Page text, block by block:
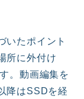
いたポイント
所に外付け
。動画編集を
降はSSDを経